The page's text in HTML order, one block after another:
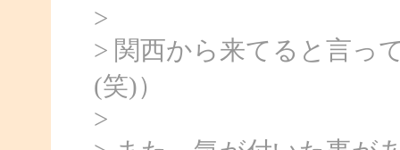
>
> 関西から来てると言っ
(笑)）
>